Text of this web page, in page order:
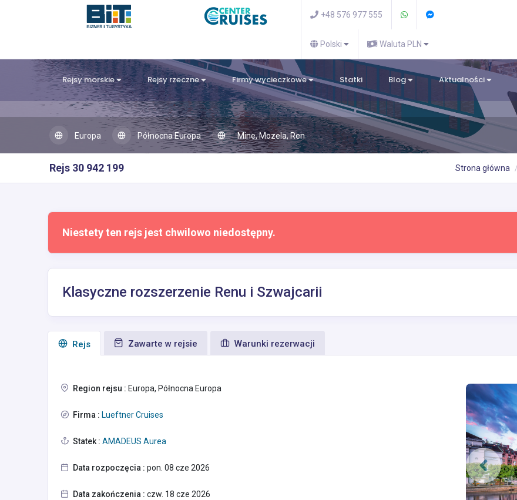
+48 576 977 555
Polski Waluta PLN
Rejsy morskie Rejsy rzeczne Firmy wycieczkowe Statki Blog Aktualności
Europa Północna Europa Mine, Mozela, Ren
Rejs 30 942 199 Strona główna
Niestety ten rejs jest chwilowo niedostępny.
Klasyczne rozszerzenie Renu i Szwajcarii
Rejs Zawarte w rejsie Warunki rezerwacji
Region rejsu : Europa, Północna Europa
Firma : Lueftner Cruises
Statek : AMADEUS Aurea
Data rozpoczęcia : pon. 08 cze 2026
Data zakończenia : czw. 18 cze 2026